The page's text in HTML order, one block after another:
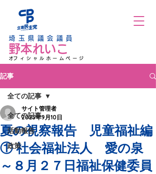
野本れいこ
​オフィシャルホームページ
埼玉県議会議員
記事
全ての記事
活動報告
政策
全ての記事
夏の視察報告 児童福祉編
① 社会福祉法人 愛の泉
～８月２７日福祉保健委員
サイト管理者
2025年9月10日